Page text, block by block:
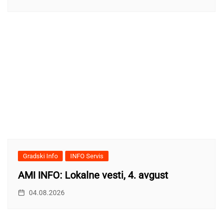
Gradski Info INFO Servis
AMI INFO: Lokalne vesti, 4. avgust
04.08.2026